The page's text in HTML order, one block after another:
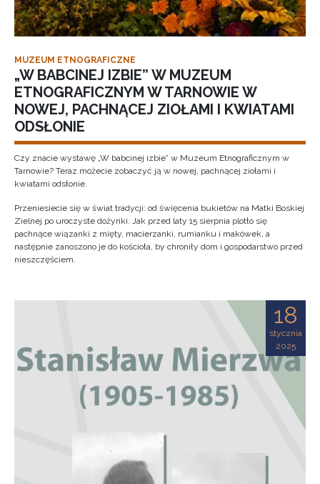
MUZEUM ETNOGRAFICZNE
„W BABCINEJ IZBIE” W MUZEUM
ETNOGRAFICZNYM W TARNOWIE W
NOWEJ, PACHNĄCEJ ZIOŁAMI I KWIATAMI
ODSŁONIE
Czy znacie wystawę „W babcinej izbie” w Muzeum Etnograficznym w
Tarnowie? Teraz możecie zobaczyć ją w nowej, pachnącej ziołami i
kwiatami odsłonie.
Przeniesiecie się w świat tradycji: od święcenia bukietów na Matki Boskiej
Zielnej po uroczyste dożynki. Jak przed laty 15 sierpnia plotło się
pachnące wiązanki z mięty, macierzanki, rumianku i makówek, a
następnie zanoszono je do kościoła, by chroniły dom i gospodarstwo przed
nieszczęściem.
18
stycznia
2025